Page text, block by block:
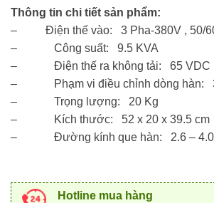
Thông tin chi tiết sản phẩm:
– Điện thế vào: 3 Pha-380V , 50/
– Công suất: 9.5 KVA
– Điện thế ra không tải: 65 VDC
– Phạm vi điều chỉnh dòng hàn:
– Trọng lượng: 20 Kg
– Kích thước: 52 x 20 x 39.5 cm
– Đường kính que hàn: 2.6 – 4.0
Hotline mua hàng